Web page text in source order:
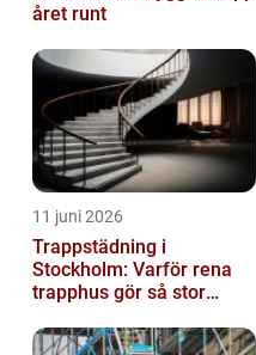
året runt
11 juni 2026
Trappstädning i
Stockholm: Varför rena
trapphus gör så stor